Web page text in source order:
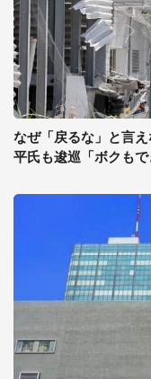
なぜ「戻るな」と言
平氏も逡巡「ボクもで